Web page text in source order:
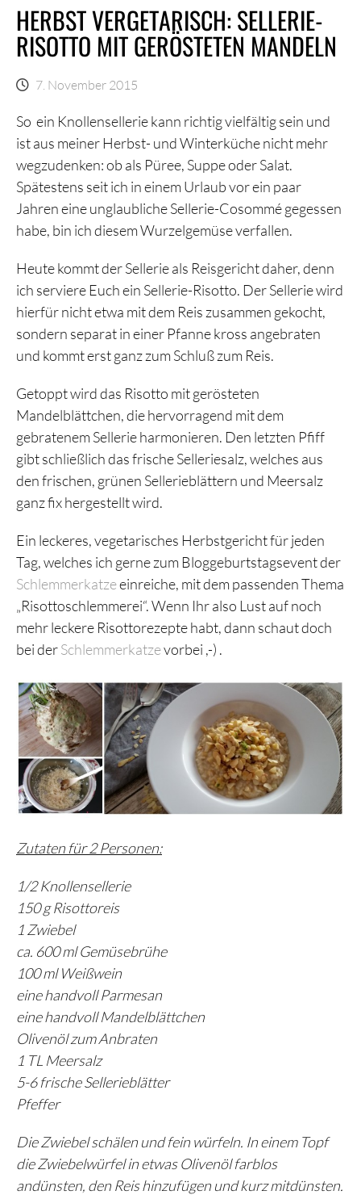
HERBST VERGETARISCH: SELLERIE-
RISOTTO MIT GERÖSTETEN MANDELN
7. November 2015
So ein Knollensellerie kann richtig vielfältig sein und
ist aus meiner Herbst- und Winterküche nicht mehr
wegzudenken: ob als Püree, Suppe oder Salat.
Spätestens seit ich in einem Urlaub vor ein paar
Jahren eine unglaubliche Sellerie-Cosommé gegessen
habe, bin ich diesem Wurzelgemüse verfallen.
Heute kommt der Sellerie als Reisgericht daher, denn
ich serviere Euch ein Sellerie-Risotto. Der Sellerie wird
hierfür nicht etwa mit dem Reis zusammen gekocht,
sondern separat in einer Pfanne kross angebraten
und kommt erst ganz zum Schluß zum Reis.
Getoppt wird das Risotto mit gerösteten
Mandelblättchen, die hervorragend mit dem
gebratenem Sellerie harmonieren. Den letzten Pfiff
gibt schließlich das frische Selleriesalz, welches aus
den frischen, grünen Sellerieblättern und Meersalz
ganz fix hergestellt wird.
Ein leckeres, vegetarisches Herbstgericht für jeden
Tag, welches ich gerne zum Bloggeburtstagsevent der
Schlemmerkatzeeinreiche, mit dem passenden Thema
„Risottoschlemmerei“. Wenn Ihr also Lust auf noch
mehr leckere Risottorezepte habt, dann schaut doch
bei derSchlemmerkatzevorbei ,-) .
Zutaten für 2 Personen:
1/2 Knollensellerie
150 g Risottoreis
1 Zwiebel
ca. 600 ml Gemüsebrühe
100 ml Weißwein
eine handvoll Parmesan
eine handvoll Mandelblättchen
Olivenöl zum Anbraten
1 TL Meersalz
5-6 frische Sellerieblätter
Pfeffer
Die Zwiebel schälen und fein würfeln. In einem Topf
die Zwiebelwürfel in etwas Olivenöl farblos
andünsten, den Reis hinzufügen und kurz mitdünsten.